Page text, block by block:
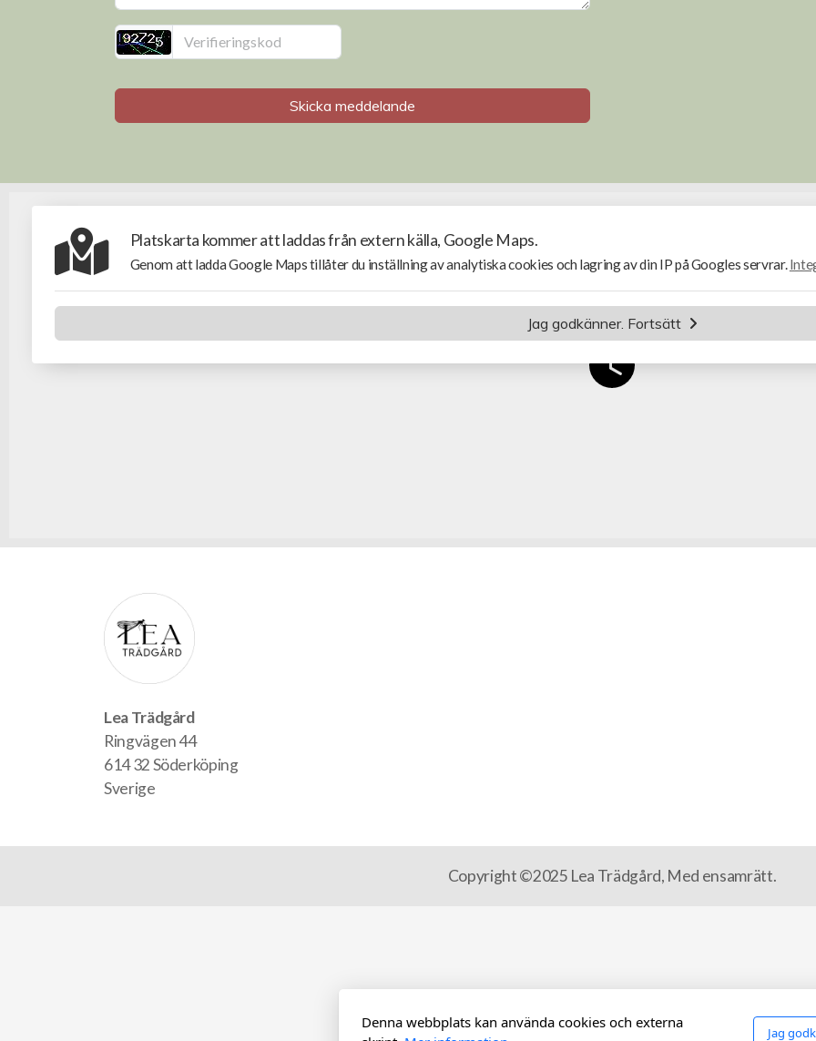
Skicka meddelande
Platskarta kommer att laddas från extern källa, Google Maps.
Genom att ladda Google Maps tillåter du inställning av analytiska cookies och lagring av din IP på Googles servrar.
Jag godkänner. Fortsätt
Lea Trädgård
Ringvägen 44
614 32 Söderköping
Sverige
Copyright ©2025 Lea Trädgård, Med ensamrätt.
Denna webbplats kan använda cookies och externa
Jag